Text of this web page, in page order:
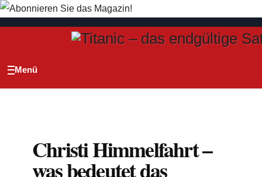
Zum
Christi Himmelfahrt –
was bedeutet das